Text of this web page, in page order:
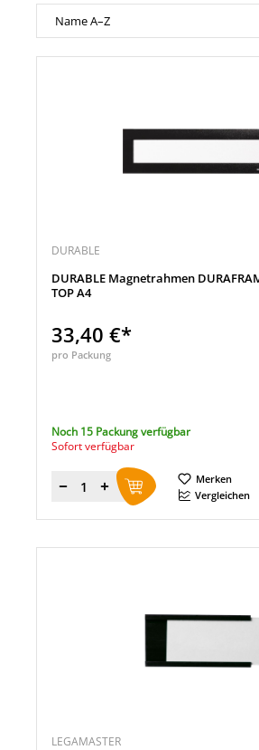
DURABLE
DURABLE Magnetrahmen
TOP A4
33,40 €*
pro Packung
Noch 15 Packung verfügbar
Sofort verfügbar
Menge
Merken
Vergleichen
LEGAMASTER